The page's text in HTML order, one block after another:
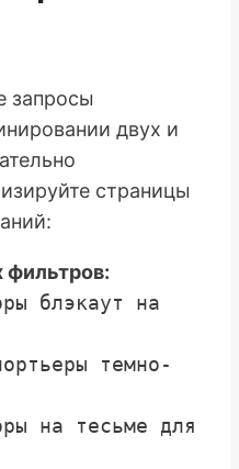
запросы
двух и
страницы
блэкаут на
темно-
на тесьме для